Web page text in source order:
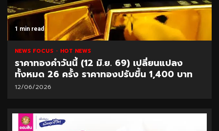
1 min read
NEWS FOCUS HOT NEWS
ราคาทองคำวันนี้ (12 มิ.ย. 69) เปลี่ยนแปลง
ทั้งหมด 26 ครั้ง ราคาทองปรับขึ้น 1,400 บาท
12/06/2026